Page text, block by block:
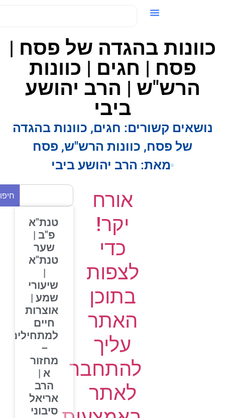
בהגדה של פסח |
פסח | חגים | כוונות
הרש"ש | הרב יהושע
ביבי
נושאים קשורים: חגים,כוונות בהגדה
של פסח,כוונות הרש"ש,פסח
מאת:הרב יהושע ביבי
אורח
יקר!
כדי
לצפות
בתוכן
האתר
עליך
להתחבר
לאתר
חיפוש
טנת"א
פ"ב |
שער
טנת"א
שיעורי
שמע |
אוצרות
חיים
למתחילים
מחזור
א |
הרב
אריאל
סיבוני